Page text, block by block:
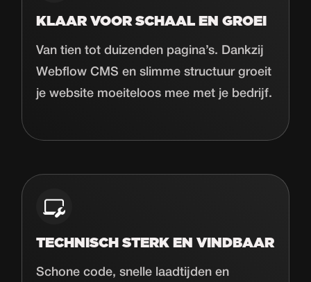
KLAAR VOOR SCHAAL EN GROEI
Van tien tot duizenden pagina’s. Dankzij
Webflow CMS en slimme structuur groeit
je website moeiteloos mee met je bedrijf.
TECHNISCH STERK EN VINDBAAR
Schone code, snelle laadtijden en